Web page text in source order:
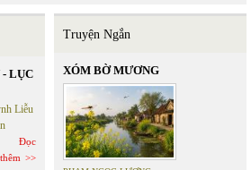
LỤC
Liễu
Đọc
thêm
Truyện Ngắn
XÓM BỜ MƯƠNG